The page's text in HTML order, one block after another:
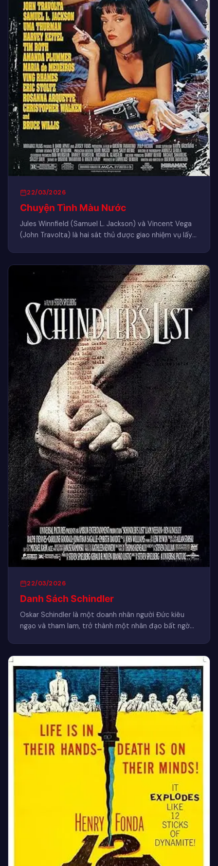
22/03/2026
Chuyện Tình Màu Nước
Jules Winnfield (Samuel L. Jackson) và Vincent Vega
(John Travolta) là hai sát thủ được giao nhiệm vụ lấy
22/03/2026
Danh Sách Schindler
Oskar Schindler là một doanh nhân người Đức kiêu
ngạo và tham lam, trở thành một nhân đạo bất ngờ…